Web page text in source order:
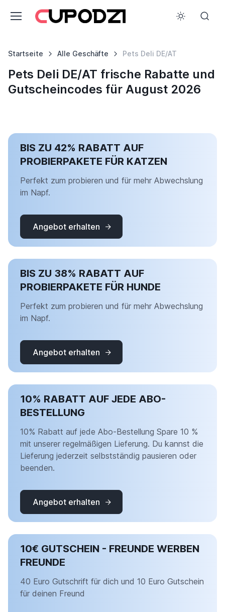
Startseite Alle Geschäfte Pets Deli DE/AT
Pets Deli DE/AT frische Rabatte und
Gutscheincodes für August 2026
BIS ZU 42% RABATT AUF
PROBIERPAKETE FÜR KATZEN
Perfekt zum probieren und für mehr Abwechslung
im Napf.
Angebot erhalten
BIS ZU 38% RABATT AUF
PROBIERPAKETE FÜR HUNDE
Perfekt zum probieren und für mehr Abwechslung
im Napf.
Angebot erhalten
10% RABATT AUF JEDE ABO-
BESTELLUNG
10% Rabatt auf jede Abo-Bestellung Spare 10 %
mit unserer regelmäßigen Lieferung. Du kannst die
Lieferung jederzeit selbstständig pausieren oder
beenden.
Angebot erhalten
10€ GUTSCHEIN - FREUNDE WERBEN
FREUNDE
40 Euro Gutschrift für dich und 10 Euro Gutschein
für deinen Freund